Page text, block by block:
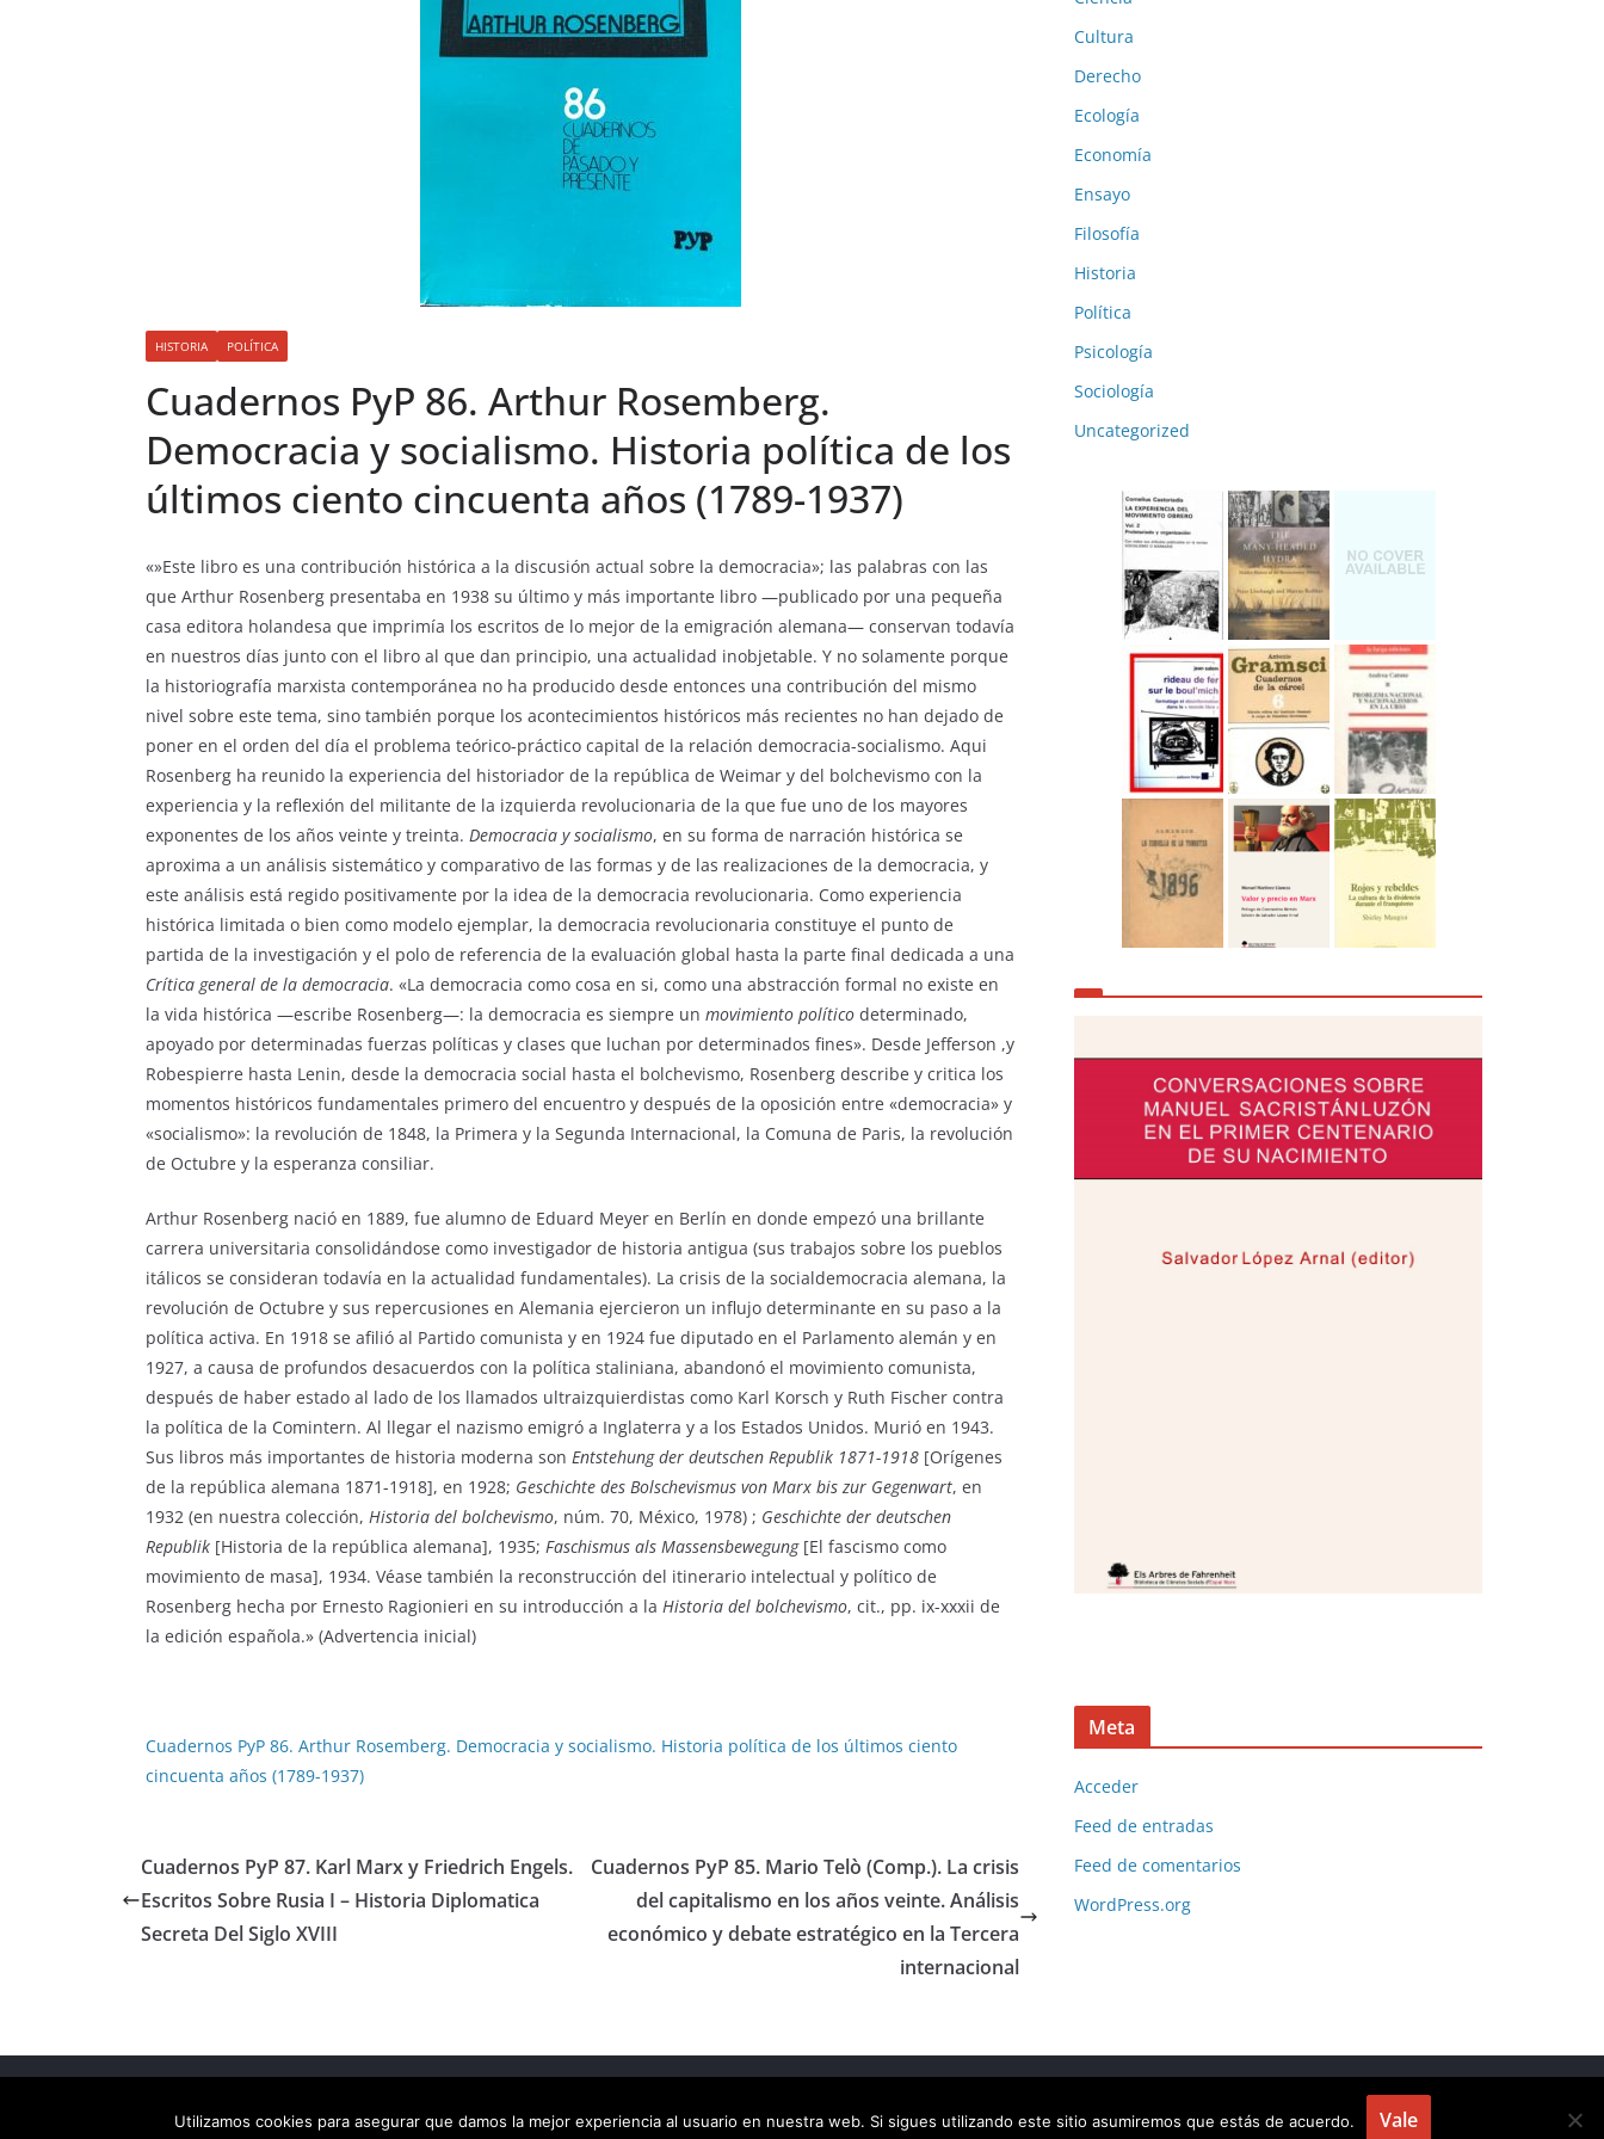
HISTORIA POLÍTICA
Cuadernos PyP 86. Arthur Rosemberg.
Democracia y socialismo. Historia política de los
últimos ciento cincuenta años (1789-1937)
«»Este libro es una contribución histórica a la discusión actual sobre la democracia»; las palabras con las
que Arthur Rosenberg presentaba en 1938 su último y más importante libro —publicado por una pequeña
casa editora holandesa que imprimía los escritos de lo mejor de la emigración alemana— conservan todavía
en nuestros días junto con el libro al que dan principio, una actualidad inobjetable. Y no solamente porque
la historiografía marxista contemporánea no ha producido desde entonces una contribución del mismo
nivel sobre este tema, sino también porque los acontecimientos históricos más recientes no han dejado de
poner en el orden del día el problema teórico-práctico capital de la relación democracia-socialismo. Aqui
Rosenberg ha reunido la experiencia del historiador de la república de Weimar y del bolchevismo con la
experiencia y la reflexión del militante de la izquierda revolucionaria de la que fue uno de los mayores
exponentes de los años veinte y treinta. Democracia y socialismo, en su forma de narración histórica se
aproxima a un análisis sistemático y comparativo de las formas y de las realizaciones de la democracia, y
este análisis está regido positivamente por la idea de la democracia revolucionaria. Como experiencia
histórica limitada o bien como modelo ejemplar, la democracia revolucionaria constituye el punto de
partida de la investigación y el polo de referencia de la evaluación global hasta la parte final dedicada a una
Crítica general de la democracia. «La democracia como cosa en si, como una abstracción formal no existe en
la vida histórica —escribe Rosenberg—: la democracia es siempre un movimiento político determinado,
apoyado por determinadas fuerzas políticas y clases que luchan por determinados fines». Desde Jefferson ,y
Robespierre hasta Lenin, desde la democracia social hasta el bolchevismo, Rosenberg describe y critica los
momentos históricos fundamentales primero del encuentro y después de la oposición entre «democracia» y
«socialismo»: la revolución de 1848, la Primera y la Segunda Internacional, la Comuna de Paris, la revolución
de Octubre y la esperanza consiliar.
Arthur Rosenberg nació en 1889, fue alumno de Eduard Meyer en Berlín en donde empezó una brillante
carrera universitaria consolidándose como investigador de historia antigua (sus trabajos sobre los pueblos
itálicos se consideran todavía en la actualidad fundamentales). La crisis de la socialdemocracia alemana, la
revolución de Octubre y sus repercusiones en Alemania ejercieron un influjo determinante en su paso a la
política activa. En 1918 se afilió al Partido comunista y en 1924 fue diputado en el Parlamento alemán y en
1927, a causa de profundos desacuerdos con la política staliniana, abandonó el movimiento comunista,
después de haber estado al lado de los llamados ultraizquierdistas como Karl Korsch y Ruth Fischer contra
la política de la Comintern. Al llegar el nazismo emigró a Inglaterra y a los Estados Unidos. Murió en 1943.
Sus libros más importantes de historia moderna son Entstehung der deutschen Republik 1871-1918 [Orígenes
de la república alemana 1871-1918], en 1928; Geschichte des Bolschevismus von Marx bis zur Gegenwart, en
1932 (en nuestra colección, Historia del bolchevismo, núm. 70, México, 1978) ; Geschichte der deutschen
Republik [Historia de la república alemana], 1935; Faschismus als Massensbewegung[El fascismo como
movimiento de masa], 1934. Véase también la reconstrucción del itinerario intelectual y político de
Rosenberg hecha por Ernesto Ragionieri en su introducción a la Historia del bolchevismo, cit., pp. ix-xxxii de
la edición española.» (Advertencia inicial)
Cuadernos PyP 86. Arthur Rosemberg. Democracia y socialismo. Historia política de los últimos ciento
cincuenta años (1789-1937)
Cuadernos PyP 87. Karl Marx y Friedrich Engels.
Escritos Sobre Rusia I – Historia Diplomatica
Secreta Del Siglo XVIII
Cuadernos PyP 85. Mario Telò (Comp.). La crisis
del capitalismo en los años veinte. Análisis
económico y debate estratégico en la Tercera
internacional
Cultura
Derecho
Ecología
Economía
Ensayo
Filosofía
Historia
Política
Psicología
Sociología
Uncategorized
Meta
Acceder
Feed de entradas
Feed de comentarios
WordPress.org
ColorMag por ThemeGrill. Funciona conWordPress.
Utilizamos cookies para asegurar que damos la mejor experiencia al usuario en nuestra web. Si sigues utilizando este sitio asumiremos que estás de acuerdo. Vale